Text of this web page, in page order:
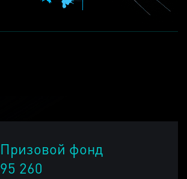
Призовой фонд
95 260